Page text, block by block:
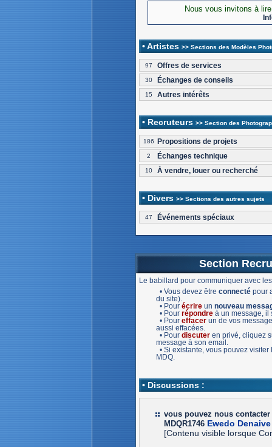
Nous vous invitons à
• Artistes >> Sections des Modèles
97 Offres de services
30 Échanges de conseils
15 Autres intérêts
• Recruteurs >> Section des
186 Propositions de projets
2 Échanges technique
10 À vendre, louer ou recherché
• Divers >> Sections des autres sujets
47 Événements spéciaux
Section
Le babillard pour communiquer avec
• Vous devez être connectépour
du site).
• Pour écrireun nouveau
• Pour répondreà un message, il
• Pour effacerun de vos
aussi effacées.
• Pour discuteren privé, cliquez
message à son email.
• Si existante, vous pouvez
MDQ.
• Discussions :
vous pouvez nous contacter
MDQR1746 Ewedo Denaive
[Contenu visible lorsque